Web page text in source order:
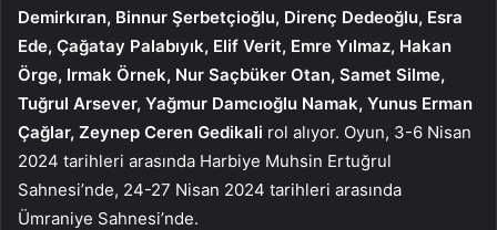
Demirkıran, Binnur Şerbetçioğlu, Direnç Dedeoğlu, Esra
Ede, Çağatay Palabıyık, Elif Verit, Emre Yılmaz, Hakan
Örge, Irmak Örnek, Nur Saçbüker Otan, Samet Silme,
Tuğrul Arsever, Yağmur Damcıoğlu Namak, Yunus Erman
Çağlar, Zeynep Ceren Gedikali rol alıyor. Oyun, 3-6 Nisan
2024 tarihleri arasında Harbiye Muhsin Ertuğrul
Sahnesi’nde, 24-27 Nisan 2024 tarihleri arasında
Ümraniye Sahnesi’nde.